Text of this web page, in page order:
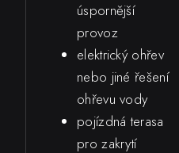
úspornější
provoz
elektrický ohřev
nebo jiné řešení
ohřevu vody
pojízdná terasa
pro zakrytí